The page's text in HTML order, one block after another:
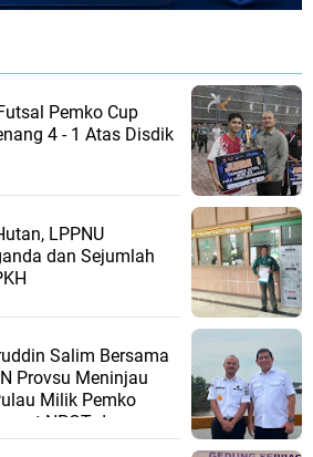
Pemko Cup
4 - 1 Atas Disdik
LPPNU
dan Sejumlah
Salim Bersama
Provsu Meninjau
Milik Pemko
NPGT dan